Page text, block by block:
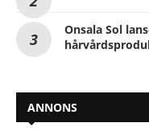
Onsala Sol
ANNONS